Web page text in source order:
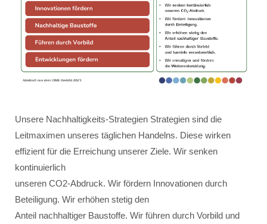
Unsere Nachhaltigkeits-Strategien Strategien sind die
Leitmaximen unseres täglichen Handelns. Diese wirken
effizient für die Erreichung unserer Ziele. Wir senken
kontinuierlich
unseren CO2-Abdruck. Wir fördern Innovationen durch
Beteiligung. Wir erhöhen stetig den
Anteil nachhaltiger Baustoffe. Wir führen durch Vorbild und